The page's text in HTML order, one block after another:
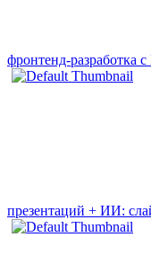
фронтенд-разработка
презентаций + ИИ: